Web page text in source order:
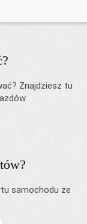
Znajdziesz tu
samochodu ze